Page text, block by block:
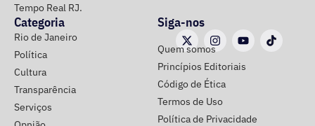
Tempo Real RJ.
Categoria
Rio de Janeiro
Política
Cultura
Transparência
Serviços
Siga-nos
Quem somos
Princípios Editoriais
Código de Ética
Termos de Uso
Política de Privacidade